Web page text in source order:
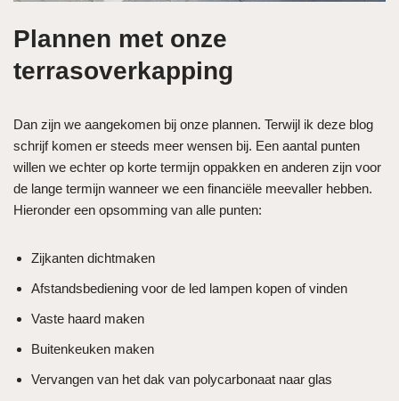
Plannen met onze
terrasoverkapping
Dan zijn we aangekomen bij onze plannen. Terwijl ik deze blog
schrijf komen er steeds meer wensen bij. Een aantal punten
willen we echter op korte termijn oppakken en anderen zijn voor
de lange termijn wanneer we een financiële meevaller hebben.
Hieronder een opsomming van alle punten:
Zijkanten dichtmaken
Afstandsbediening voor de led lampen kopen of vinden
Vaste haard maken
Buitenkeuken maken
Vervangen van het dak van polycarbonaat naar glas